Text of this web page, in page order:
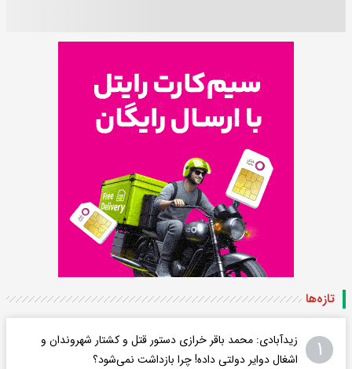
تازه‌ها
۱
زیدآبادی: محمد باقر خرازی دستور قتل و کشتار شهروندان و
اشغال دوایر دولتی داده! چرا بازداشت نمی‌شود؟